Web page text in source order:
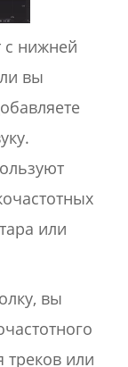
с нижней
вы
или
вы
треков или